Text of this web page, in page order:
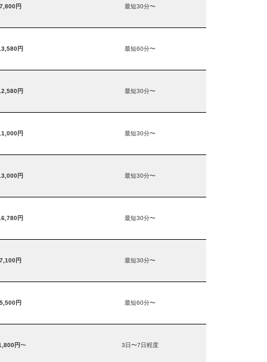
円 最短30分〜
円 最短60分〜
円 最短30分〜
円 最短30分〜
円 最短30分〜
円 最短30分〜
円 最短30分〜
円 最短60分〜
円〜 3日〜7日程度